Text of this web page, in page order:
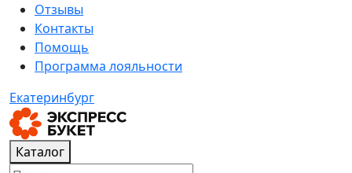
Отзывы
Контакты
Помощь
Программа лояльности
Екатеринбург
Каталог